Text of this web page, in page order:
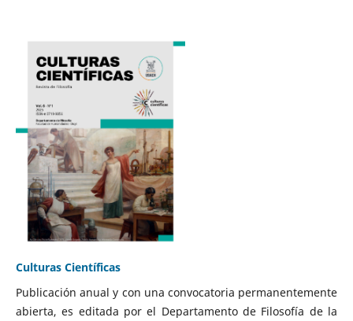
Culturas Científicas
Publicación anual y con una convocatoria permanentemente
abierta, es editada por el Departamento de Filosofía de la